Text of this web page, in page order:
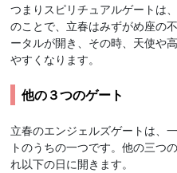
つまりスピリチュアルゲートは
のことで、立春はみずがめ座の
ータルが開き、その時、天使や
やすくなります。
他の３つのゲート
立春のエンジェルズゲートは、
トのうちの一つです。他の三つ
れ以下の日に開きます。